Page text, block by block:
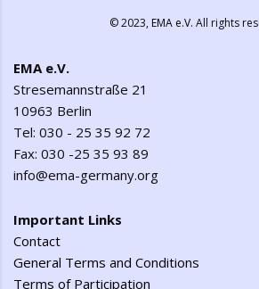
© 2023,EMA e.V. All rights
EMA e.V.
Stresemannstraße 21
10963 Berlin
Tel: 030 - 25 35 92 72
Fax: 030 -25 35 93 89
info@ema-germany.org
Important Links
Contact
General Terms and Conditions
Terms of Participation